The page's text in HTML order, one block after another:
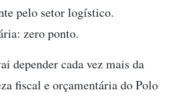
pelo setor logístico.
zero ponto.
depender cada vez mais da
fiscal e orçamentária do Polo